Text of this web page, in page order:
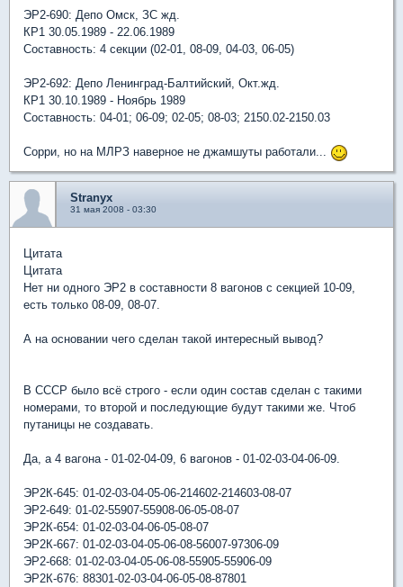
ЭР2-690: Депо Омск, ЗС жд.
КР1 30.05.1989 - 22.06.1989
Составность: 4 секции (02-01, 08-09, 04-03, 06-05)
ЭР2-692: Депо Ленинград-Балтийский, Окт.жд.
КР1 30.10.1989 - Ноябрь 1989
Составность: 04-01; 06-09; 02-05; 08-03; 2150.02-2150.03
Сорри, но на МЛРЗ наверное не джамшуты работали...
Stranyx
31 мая 2008 - 03:30
Цитата
Цитата
Нет ни одного ЭР2 в составности 8 вагонов с секцией 10-09,
есть только 08-09, 08-07.
А на основании чего сделан такой интересный вывод?
В СССР было всё строго - если один состав сделан с такими
номерами, то второй и последующие будут такими же. Чтоб
путаницы не создавать.
Да, а 4 вагона - 01-02-04-09, 6 вагонов - 01-02-03-04-06-09.
ЭР2К-645: 01-02-03-04-05-06-214602-214603-08-07
ЭР2-649: 01-02-55907-55908-06-05-08-07
ЭР2К-654: 01-02-03-04-06-05-08-07
ЭР2К-667: 01-02-03-04-05-06-08-56007-97306-09
ЭР2-668: 01-02-03-04-05-06-08-55905-55906-09
ЭР2К-676: 88301-02-03-04-06-05-08-87801